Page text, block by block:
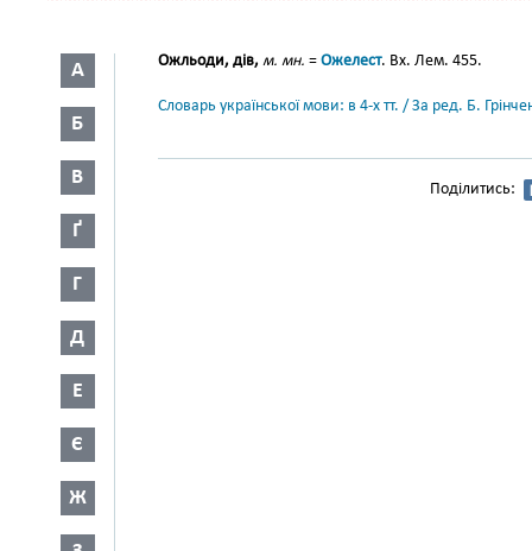
А
Б
В
Ґ
Г
Д
Е
Є
Ж
Ожльоди, дів, м. мн. = Ожелест. Вх. Лем. 455.
Словарь української мови: в 4-х тт. / За ред. Б.
Поділитись: